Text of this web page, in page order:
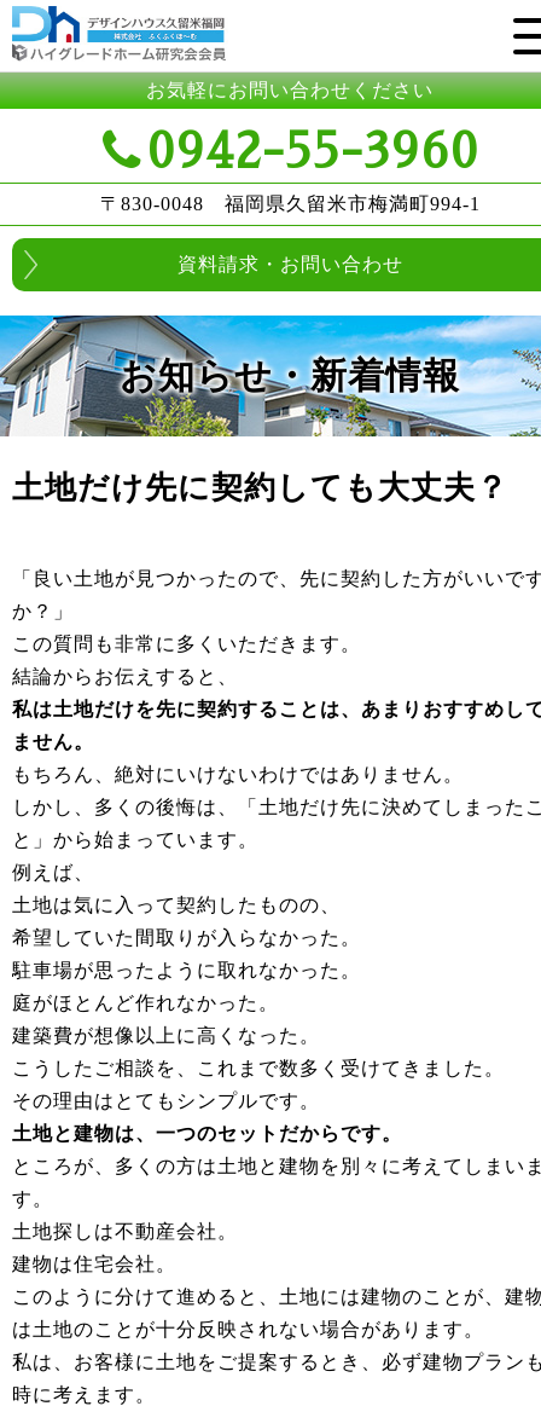
お気軽にお問い合わせください
0942-55-3960
〒830-0048 福岡県久留米市梅満町994-1
資料請求・お問い合わせ
お知らせ・新着情報
土地だけ先に契約しても大丈夫？
「良い土地が見つかったので、先に契約した方がいいで
か？」
この質問も非常に多くいただきます。
結論からお伝えすると、
私は土地だけを先に契約することは、あまりおすすめし
ません。
もちろん、絶対にいけないわけではありません。
しかし、多くの後悔は、「土地だけ先に決めてしまった
と」から始まっています。
例えば、
土地は気に入って契約したものの、
希望していた間取りが入らなかった。
駐車場が思ったように取れなかった。
庭がほとんど作れなかった。
建築費が想像以上に高くなった。
こうしたご相談を、これまで数多く受けてきました。
その理由はとてもシンプルです。
土地と建物は、一つのセットだからです。
ところが、多くの方は土地と建物を別々に考えてしまい
す。
土地探しは不動産会社。
建物は住宅会社。
このように分けて進めると、土地には建物のことが、建
は土地のことが十分反映されない場合があります。
私は、お客様に土地をご提案するとき、必ず建物プラン
時に考えます。